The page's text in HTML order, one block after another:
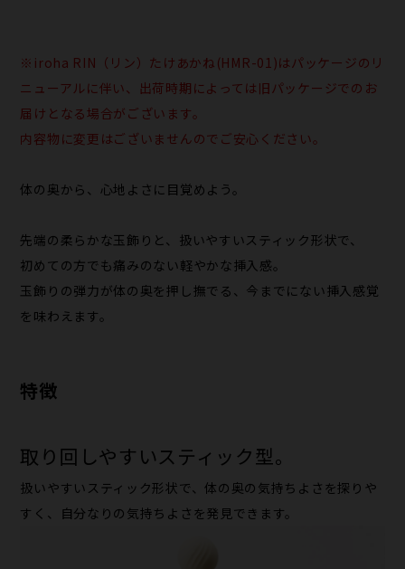
※iroha RIN（リン）たけあかね(HMR-01)はパッケージのリ
ニューアルに伴い、出荷時期によっては旧パッケージでのお
届けとなる場合がございます。
内容物に変更はございませんのでご安心ください。
体の奥から、心地よさに目覚めよう。
先端の柔らかな玉飾りと、扱いやすいスティック形状で、
初めての方でも痛みのない軽やかな挿入感。
玉飾りの弾力が体の奥を押し撫でる、今までにない挿入感覚
を味わえます。
特徴
取り回しやすいスティック型。
扱いやすいスティック形状で、体の奥の気持ちよさを探りや
すく、自分なりの気持ちよさを発見できます。